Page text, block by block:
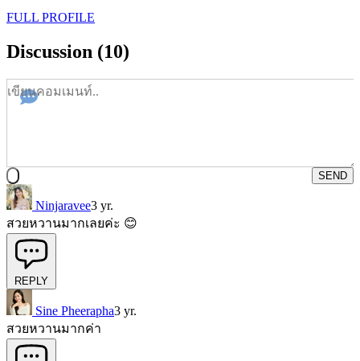
FULL PROFILE
Discussion (10)
SEND
Ninjaravee3 yr.
สวยหวานมากเลยค่ะ 😊
REPLY
Sine Pheerapha3 yr.
สวยหวานมากค่า